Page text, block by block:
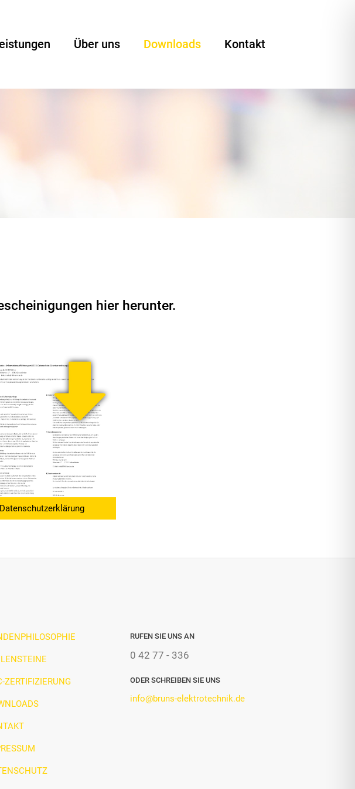
Über uns Downloads Kontakt
hier herunter.
Datenschutzerklärung
ZERTIFIZIERUNG
RUFEN SIE UNS AN
0 42 77 - 336
ODER SCHREIBEN SIE UNS
info@bruns-elektrotechnik.de